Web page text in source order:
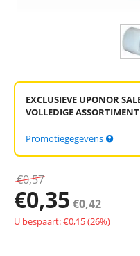
EXCLUSIEVE UPONOR
VOLLEDIGE ASSORTIMENT
Promotiegegevens
€0,57
€0,35 €0,42
U bespaart: €0,15(26%)